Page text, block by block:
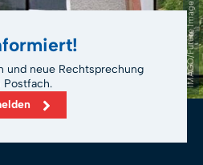
IMAGO/Future Image
und neue Rechtsprechung
Postfach.